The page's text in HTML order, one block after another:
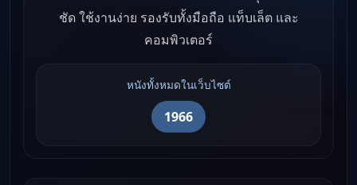
ชัด ใช้งานง่าย รองรับทั้งมือถือ แท็บเล็ต และ
คอมพิวเตอร์
หนังทั้งหมดในเว็บไซต์
1966